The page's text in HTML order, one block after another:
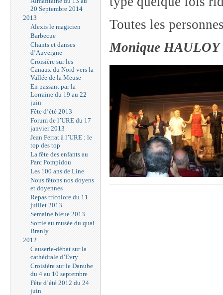
20 Septembre 2014
2013
Alexis le magicien
Barbecue
Chants et danses
d’Auvergne
Croisière sur les
Canaux du Nord vers la
Vallée de la Meuse
En passant par la
Lorraine du 19 au 22
juin
Fête d’été 2013
Forum de l’URE du 17
janvier 2013
Jean Ferrat à l’URE : le
top des top
La fête des enfants au
Parc Pompidou
Les 100 ans de Line
Nous fêtons nos doyens
et doyennes
Repas tricolore du 11
juillet 2013
Semaine bleue 2013
Sortie au musée du quai
Branly
2012
Causerie-débat sur la
cathédrale d’Evry
Croisière sur le Danube
du 4 au 10 septembre
Fête d’été 2012 du 24
juin
Toutes les
Monique HAULOY